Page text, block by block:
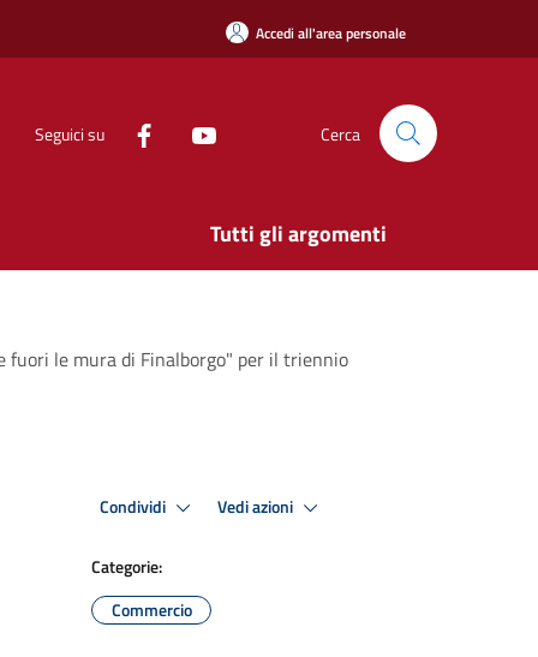
Accedi all'area personale
Seguici su Cerca
Tutti gli argomenti
fuori le mura di Finalborgo" per il triennio
Condividi Vedi azioni
Categorie:
Commercio